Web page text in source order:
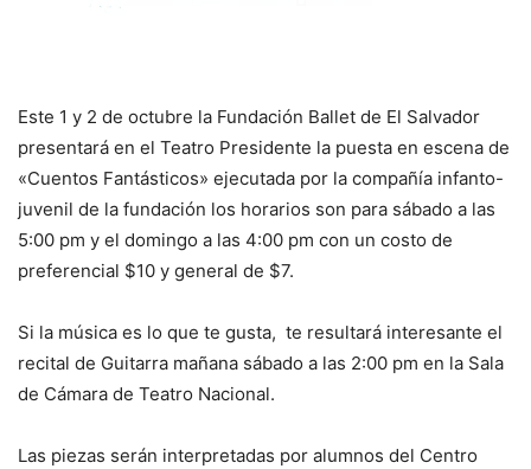
Este 1 y 2 de octubre la Fundación Ballet de El Salvador
presentará en el Teatro Presidente la puesta en escena de
«Cuentos Fantásticos» ejecutada por la compañía infanto-
juvenil de la fundación los horarios son para sábado a las
5:00 pm y el domingo a las 4:00 pm con un costo de
preferencial $10 y general de $7.
Si la música es lo que te gusta, te resultará interesante el
recital de Guitarra mañana sábado a las 2:00 pm en la Sala
de Cámara de Teatro Nacional.
Las piezas serán interpretadas por alumnos del Centro